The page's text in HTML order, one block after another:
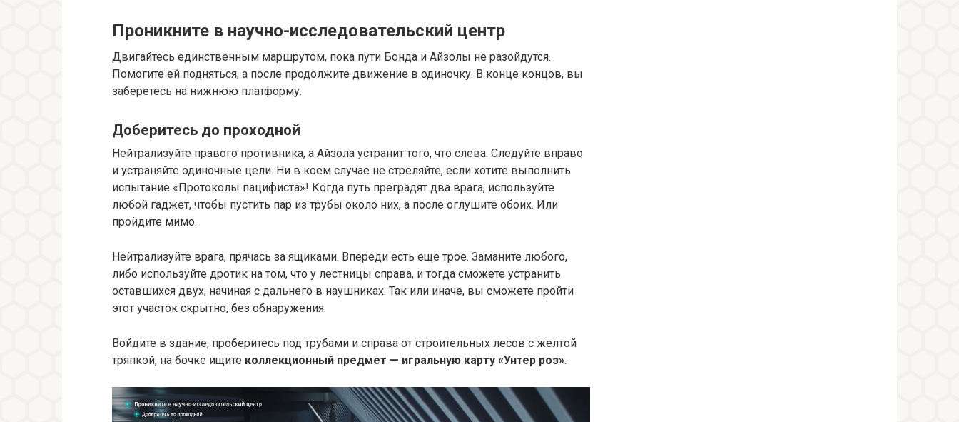
Проникните в научно-исследовательский центр
Двигайтесь единственным маршрутом, пока пути Бонда и Айзолы не разойдутся.
Помогите ей подняться, а после продолжите движение в одиночку. В конце концов, вы
заберетесь на нижнюю платформу.
Доберитесь до проходной
Нейтрализуйте правого противника, а Айзола устранит того, что слева. Следуйте вправо
и устраняйте одиночные цели. Ни в коем случае не стреляйте, если хотите выполнить
испытание «Протоколы пацифиста»! Когда путь преградят два врага, используйте
любой гаджет, чтобы пустить пар из трубы около них, а после оглушите обоих. Или
пройдите мимо.
Нейтрализуйте врага, прячась за ящиками. Впереди есть еще трое. Заманите любого,
либо используйте дротик на том, что у лестницы справа, и тогда сможете устранить
оставшихся двух, начиная с дальнего в наушниках. Так или иначе, вы сможете пройти
этот участок скрытно, без обнаружения.
Войдите в здание, проберитесь под трубами и справа от строительных лесов с желтой
тряпкой, на бочке ищите коллекционный предмет — игральную карту «Унтер роз».